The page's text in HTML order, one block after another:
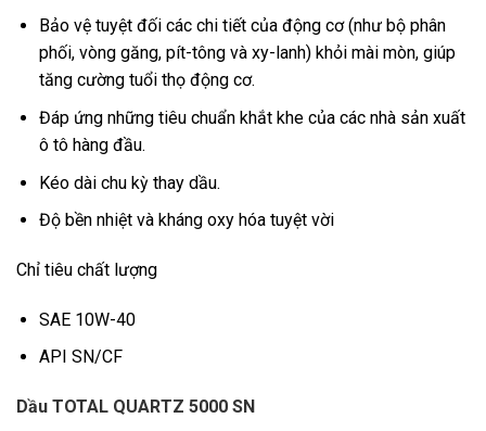
Bảo vệ tuyệt đối các chi tiết của động cơ (như bộ phân
phối, vòng găng, pít-tông và xy-lanh) khỏi mài mòn, giúp
tăng cường tuổi thọ động cơ.
Đáp ứng những tiêu chuẩn khắt khe của các nhà sản xuất
ô tô hàng đầu.
Kéo dài chu kỳ thay dầu.
Độ bền nhiệt và kháng oxy hóa tuyệt vời
Chỉ tiêu chất lượng
SAE 10W-40
API SN/CF
Dầu TOTAL QUARTZ 5000 SN